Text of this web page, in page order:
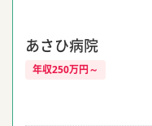
あさひ病院
年収250万円～